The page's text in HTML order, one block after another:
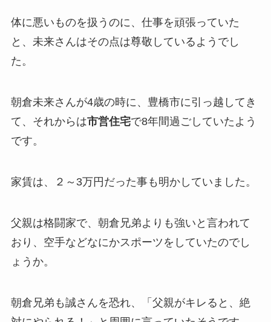
体に悪いものを扱うのに、仕事を頑張っていた
と、未来さんはその点は尊敬しているようでし
た。
朝倉未来さんが4歳の時に、豊橋市に引っ越してき
て、それからは市営住宅で8年間過ごしていたよう
です。
家賃は、２～3万円だった事も明かしていました。
父親は格闘家で、朝倉兄弟よりも強いと言われて
おり、空手などなにかスポーツをしていたのでし
ょうか。
朝倉兄弟も誠さんを恐れ、「父親がキレると、絶